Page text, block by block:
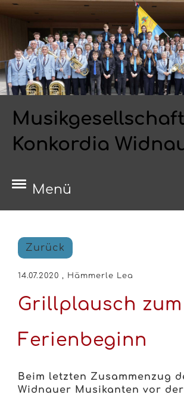
Musikgesellschaft
Konkordia
Menü
Zurück
14.07.2020 , Hämmerle Lea
Grillplausch zum
Ferienbeginn
Beim letzten Zusammenzug
Widnauer Musikanten vor der